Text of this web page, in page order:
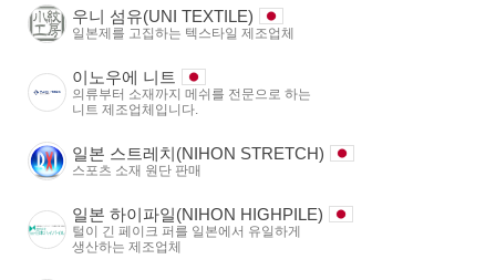
우니 섬유(UNI TEXTILE)
일본제를 고집하는 텍스타일 제조업체
이노우에 니트
의류부터 소재까지 메쉬를 전문으로 하는
니트 제조업체입니다.
일본 스트레치(NIHON STRETCH)
스포츠 소재 원단 판매
일본 하이파일(NIHON HIGHPILE)
털이 긴 페이크 퍼를 일본에서 유일하게
생산하는 제조업체